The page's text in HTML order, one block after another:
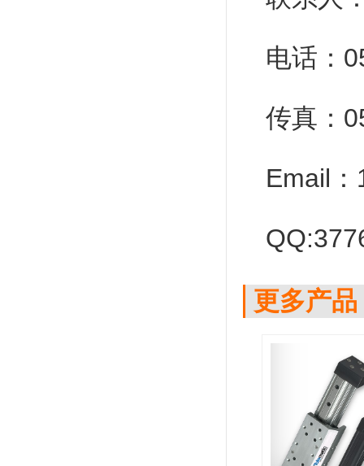
电话：
传真：
Email ：
更多产品